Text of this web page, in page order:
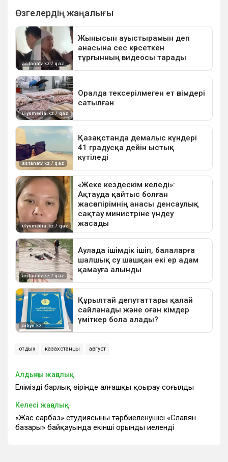
отдых казахстанцы август
Алдыңғы жаңалық
Еліміздің барлық өңірінде алғашқы қоңырау соғылды
Келесі жаңалық
«Жас сарбаз» студиясының тәрбиеленушісі «Славян
базары» байқауында екінші орынды иеленді